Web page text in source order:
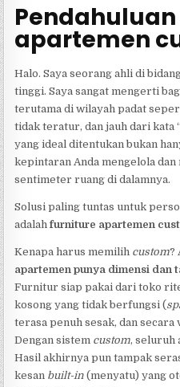
apartemen
Halo. Saya seorang ahli di
tinggi. Saya sangat mengerti
terutama di wilayah padat
tidak teratur, dan jauh dari kata
yang ideal ditentukan bukan
kepintaran Anda mengelola
sentimeter ruang di dalamnya.
Solusi paling tuntas untuk
adalahfurniture apartemen
Kenapa harus memilih custom?
apartemen punya dimensi dan
Furnitur siap pakai dari toko
kosong yang tidak berfungsi (
terasa penuh sesak, dan
Dengan sistem custom, seluruh
Hasil akhirnya pun tampak
kesan built-in (menyatu) yang